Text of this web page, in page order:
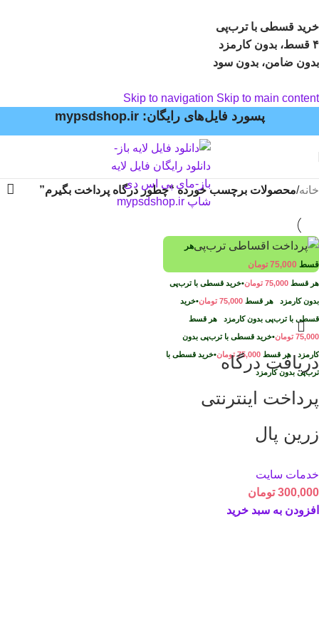
خرید قسطی با ترب‌پی
۴ قسط، بدون کارمزد
بدون ضامن، بدون سود
Skip to navigation Skip to main content
پسورد فایل‌های رایگان: mypsdshop.ir
خانه/محصولات برچسب خورده “چطور درگاه پرداخت بگیرم”
هر
قسط 75,000 تومان
هر قسط 75,000 تومان•خرید قسطی با ترب‌پی
بدون کارمزد هر قسط 75,000 تومان•خرید
قسطی با ترب‌پی بدون کارمزد هر قسط
75,000 تومان•خرید قسطی با ترب‌پی بدون
کارمزد هر قسط 75,000 تومان•خرید قسطی با
ترب‌پی بدون کارمزد
دریافت درگاه
پرداخت اینترنتی
زرین پال
خدمات سایت
300,000 تومان
افزودن به سبد خرید